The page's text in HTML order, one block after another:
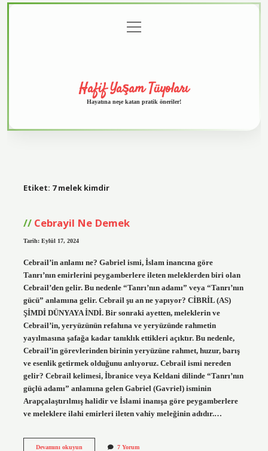
menüyü
aç
Hafif Yaşam Tüyoları
Hayatına neşe katan pratik öneriler!
Etiket: 7 melek kimdir
Cebrayil Ne Demek
Tarih: Eylül 17, 2024
Cebrail’in anlamı ne? Gabriel ismi, İslam inancına göre
Tanrı’nın emirlerini peygamberlere ileten meleklerden biri olan
Cebrail’den gelir. Bu nedenle “Tanrı’nın adamı” veya “Tanrı’nın
gücü” anlamına gelir. Cebrail şu an ne yapıyor? CİBRİL (AS)
ŞİMDİ DÜNYAYA İNDİ. Bir sonraki ayetten, meleklerin ve
Cebrail’in, yeryüzünün refahına ve yeryüzünde rahmetin
yayılmasına şafağa kadar tanıklık ettikleri açıktır. Bu nedenle,
Cebrail’in görevlerinden birinin yeryüzüne rahmet, huzur, barış
ve esenlik getirmek olduğunu anlıyoruz. Cebrail ismi nereden
gelir? Cebrail kelimesi, İbranice veya Keldani dilinde “Tanrı’nın
güçlü adamı” anlamına gelen Gabriel (Gavriel) isminin
Arapçalaştırılmış halidir ve İslami inanışa göre peygamberlere
ve meleklere ilahi emirleri ileten vahiy meleğinin adıdır.…
Devamını okuyunCebrayil
7 Yorum